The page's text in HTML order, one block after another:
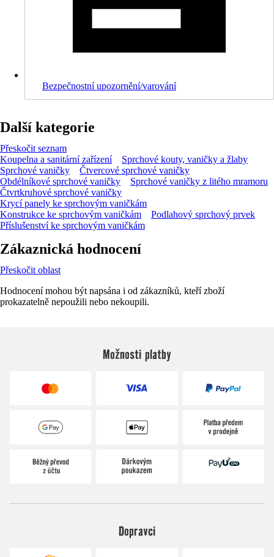
Bezpečnostní upozornění/varování
Další kategorie
Přeskočit seznam
Koupelna a sanitární zařízení
Sprchové kouty, vaničky a žlaby
Sprchové vaničky
Čtvercové sprchové vaničky
Obdélníkové sprchové vaničky
Sprchové vaničky z litého mramoru
Čtvrtkruhové sprchové vaničky
Krycí panely ke sprchovým vaničkám
Konstrukce ke sprchovým vaničkám
Podlahový sprchový prvek
Příslušenství ke sprchovým vaničkám
Zákaznická hodnocení
Přeskočit oblast
Hodnocení mohou být napsána i od zákazníků, kteří zboží
prokazatelně nepoužili nebo nekoupili.
Možnosti platby
Dopravci